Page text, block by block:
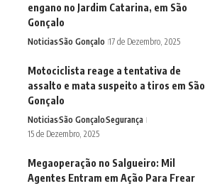
engano no Jardim Catarina, em São
Gonçalo
NoticiasSão Gonçalo 17 de Dezembro, 2025
Motociclista reage a tentativa de
assalto e mata suspeito a tiros em São
Gonçalo
NoticiasSão GonçaloSegurança
15 de Dezembro, 2025
Megaoperação no Salgueiro: Mil
Agentes Entram em Ação Para Frear